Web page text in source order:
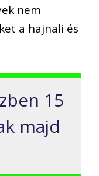
nem
a hajnali és
15
majd